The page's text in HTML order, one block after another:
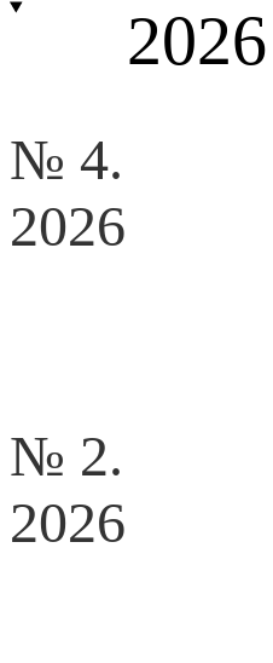
2026
№ 4.
2026
№ 2.
2026